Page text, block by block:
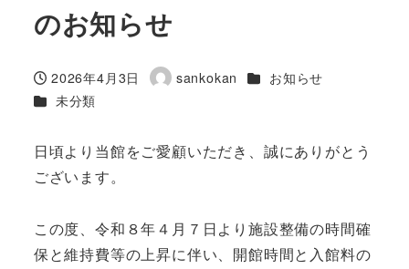
のお知らせ
投稿日
2026年4月3日
著
sankokan カテゴリー
お知らせ
カテゴリー
未分類
日頃より当館をご愛顧いただき、誠にありがとう
ございます。
この度、令和８年４月７日より施設整備の時間確
保と維持費等の上昇に伴い、開館時間と入館料の